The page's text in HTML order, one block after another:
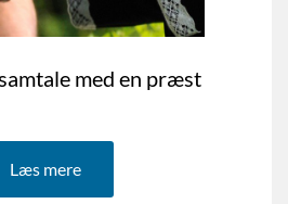
med en præst
Læs mere